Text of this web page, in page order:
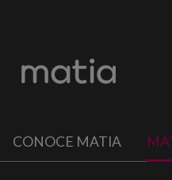
CONOCE MATIA